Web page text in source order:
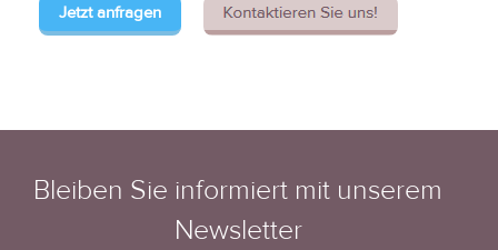
Jetzt anfragen
Bleiben Sie informiert mit unserem
Newsletter